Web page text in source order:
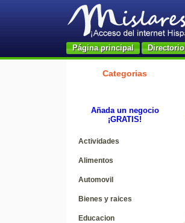
Página principal Directorio
Categorias
Añada un negocio
¡GRATIS!
Actividades
Alimentos
Automovil
Bienes y raices
Educacion